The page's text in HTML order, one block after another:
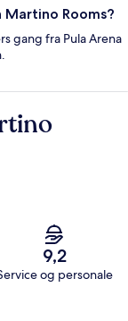
Rooms?
gang fra Pula Arena
9,2
og personale